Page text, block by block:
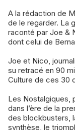
A la rédaction de
de le regarder. La
raconté par Joe &
dont celui de
Joe et Nico,
su retracé en 90
Culture de ces 30
Les Nostalgiques,
dans l’ère de la
des blockbusters,
synthèse, le